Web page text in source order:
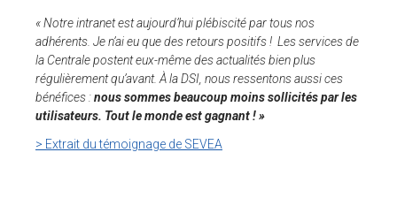
« Notre intranet est aujourd’hui plébiscité par tous nos
adhérents. Je n’ai eu que des retours positifs ! Les services de
la Centrale postent eux-même des actualités bien plus
régulièrement qu’avant. À la DSI, nous ressentons aussi ces
bénéfices :nous sommes beaucoup moins sollicités par les
utilisateurs. Tout le monde est gagnant ! »
> Extrait du témoignage de SEVEA